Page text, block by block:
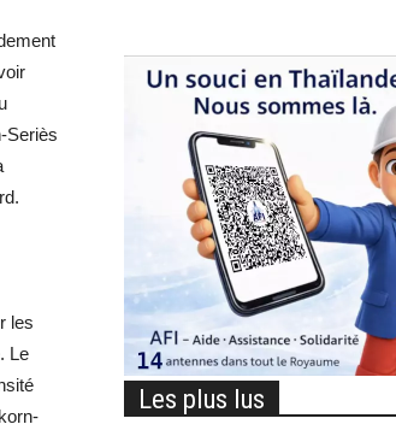
Seriès
les
Le
Les plus lus